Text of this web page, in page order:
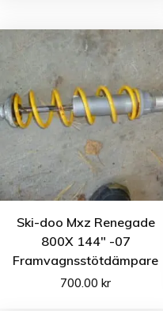
Ski-doo Mxz Renegade
800X 144″ -07
Framvagnsstötdämpare
700.00kr